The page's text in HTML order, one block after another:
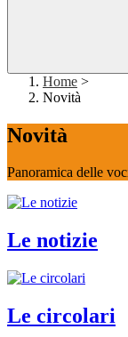
Home >
Novità
Novità
Panoramica delle
Le notizie
Le circolari